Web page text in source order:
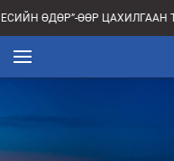
ӨДӨР”-ӨӨР